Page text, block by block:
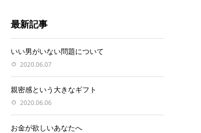
最新記事
いい男がいない問題について
2020.06.07
親密感という大きなギフト
2020.06.06
お金が欲しいあなたへ